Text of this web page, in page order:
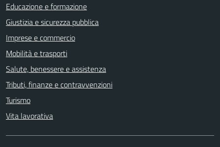
Educazione e formazione
Giustizia e sicurezza pubblica
Imprese e commercio
Mobilità e trasporti
Salute, benessere e assistenza
Tributi, finanze e contravvenzioni
Turismo
Vita lavorativa